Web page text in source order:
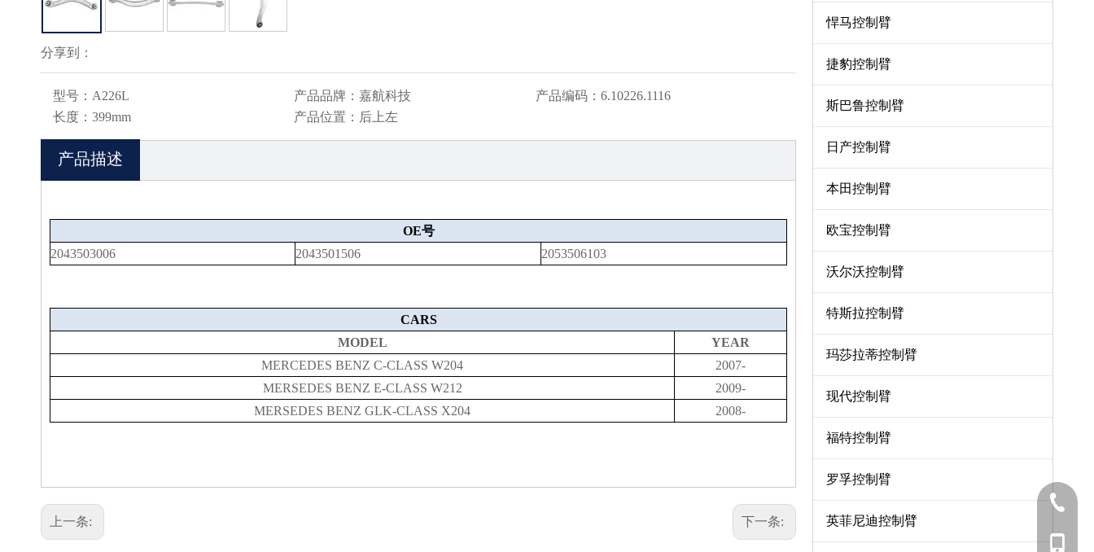
分享到：
型号： A226L 产品品牌：嘉航科技 产品编码： 6.10226.1116
长度： 399mm 产品位置： 后上左
产品描述
OE号
2043503006
2043501506 2053506103
CARS
MODEL
YEAR
MERCEDES BENZ C-CLASS W204
2007-
MERSEDES BENZ E-CLASS W212
2009-
MERSEDES BENZ GLK-CLASS X204
2008-
上一条: 下一条:
悍马控制臂
捷豹控制臂
斯巴鲁控制臂
日产控制臂
本田控制臂
欧宝控制臂
沃尔沃控制臂
特斯拉控制臂
玛莎拉蒂控制臂
现代控制臂
福特控制臂
罗孚控制臂
英菲尼迪控制臂
0571-